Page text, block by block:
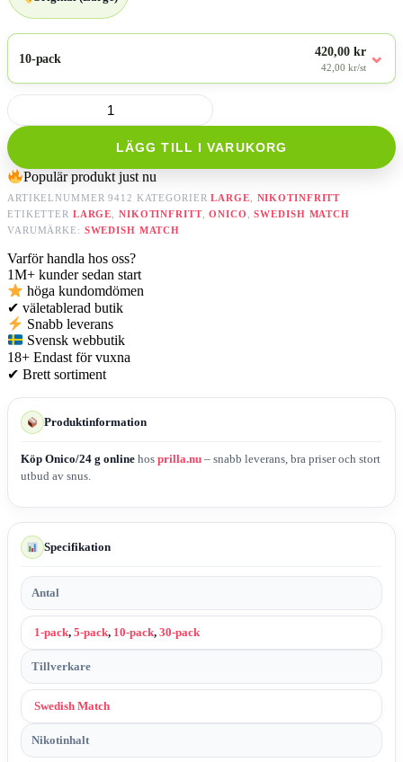
10-pack
420,00 kr
42,00 kr/st ⌄
Onico/24
g
mängd
LÄGG TILL I VARUKORG
Populär produkt just nu
ARTIKELNUMMER9412 KATEGORIER LARGE
NIKOTINFRITT
ETIKETTER LARGE NIKOTINFRITT,ONICO ,SWEDISH MATCH
VARUMÄRKE: SWEDISH MATCH
Varför handla hos oss?
1M+ kunder sedan start
höga kundomdömen
✔ väletablerad butik
Snabb leverans
Svensk webbutik
18+ Endast för vuxna
✔ Brett sortiment
Produktinformation
Köp Onico/24 g online hos prilla.nu – snabb leverans, bra priser och stort
utbud av snus.
Specifikation
Antal
1-pack, 5-pack, 10-pack, 30-pack
Tillverkare
Swedish Match
Nikotinhalt